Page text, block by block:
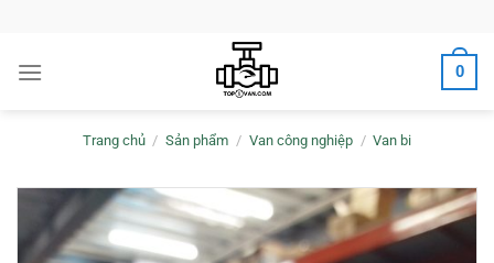
nội
0
Trang chủ / Sản phẩm / Van công nghiệp / Van bi